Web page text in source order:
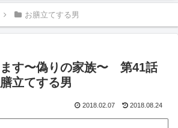
お膳立てする男
す〜偽りの家族〜 第41話
立てする男
2018.02.07 2018.08.24